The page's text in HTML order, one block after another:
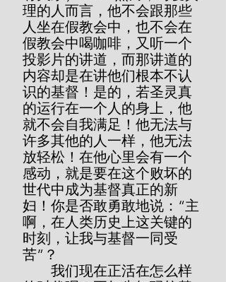
理的人而言，他不会跟那些
人坐在假教会中，也不会在
假教会中喝咖啡，又听一个
投影片的讲道，而那讲道的
内容却是在讲他们根本不认
识的基督！是的，若圣灵真
的运行在一个人的身上，他
就不会自我满足！他无法与
许多其他的人一样，他无法
放轻松！在他心里会有一个
感动，就是要在这个败坏的
世代中成为基督真正的新
妇！你是否敢勇敢地说：“主
啊，在人类历史上这关键的
时刻，让我与基督一同受
苦”？
我们现在正活在怎么样